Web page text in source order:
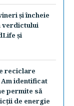
şi încheie
verdictului
şi
reciclare
Am identificat
permite să
de energie